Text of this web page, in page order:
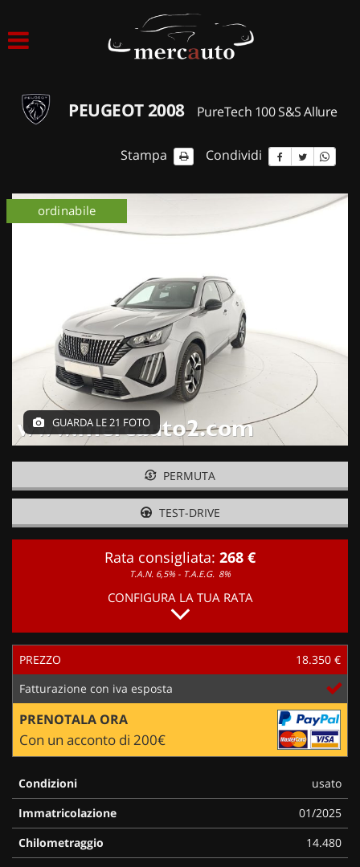
ACQUISTIAMO USATO
NOLEGGIO AUTO
NOLEGGIO BREVE TERMINE
CONTATTI
PEUGEOT 2008 PureTech 100 S&S Allure
Stampa Condividi
ordinabile
GUARDA LE 21 FOTO
PERMUTA
TEST-DRIVE
Rata consigliata: 268 €
T.A.N. 6,5% - T.A.E.G. 8%
CONFIGURA LA TUA RATA
PREZZO
18.350 €
Fatturazione con iva esposta
PRENOTALA ORA
Con un acconto di 200€
Condizioni
usato
Immatricolazione
01/2025
Chilometraggio
14.480